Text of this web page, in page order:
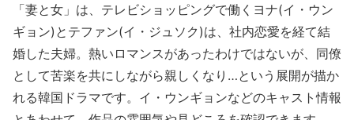
「妻と女」は、テレビショッピングで働くヨナ(イ・ウン
ギョン)とテファン(イ・ジュソク)は、社内恋愛を経て結
婚した夫婦。熱いロマンスがあったわけではないが、同僚
として苦楽を共にしながら親しくなり…という展開が描か
れる韓国ドラマです。イ・ウンギョンなどのキャスト情報